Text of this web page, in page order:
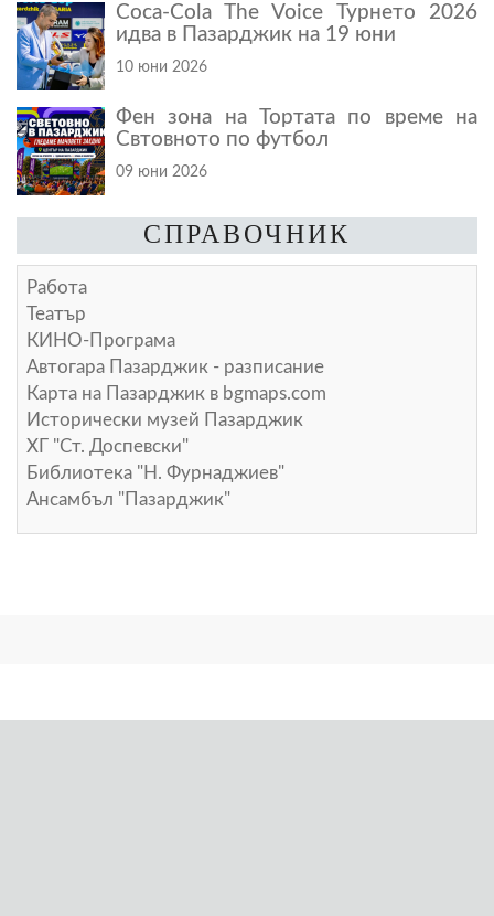
Coca-Cola The Voice Турнето 2026
идва в Пазарджик на 19 юни
10 юни 2026
Фен зона на Тортата по време на
Свтовното по футбол
09 юни 2026
СПРАВОЧНИК
Работа
Театър
КИНО-Програма
Автогара Пазарджик - разписание
Карта на Пазарджик в bgmaps.com
Исторически музей Пазарджик
ХГ "Ст. Доспевски"
Библиотека "Н. Фурнаджиев"
Ансамбъл "Пазарджик"